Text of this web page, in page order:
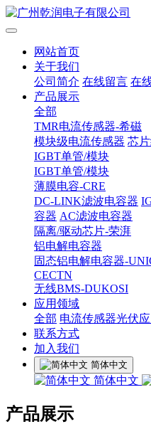
网站首页
关于我们
公司简介 在线留言 在
产品展示
全部
TMR电流传感器-希磁
模块级电流传感器 芯
IGBT单管/模块
IGBT单管/模块
薄膜电容-CRE
DC-LINK滤波电容器
容器 AC滤波电容器
隔离/驱动芯片-荣湃
铝电解电容器
固态铝电解电容器-
CECTN
无线BMS-DUKOSI
应用领域
全部 电流传感器光伏应
联系方式
加入我们
简体中文
简体中文
产品展示